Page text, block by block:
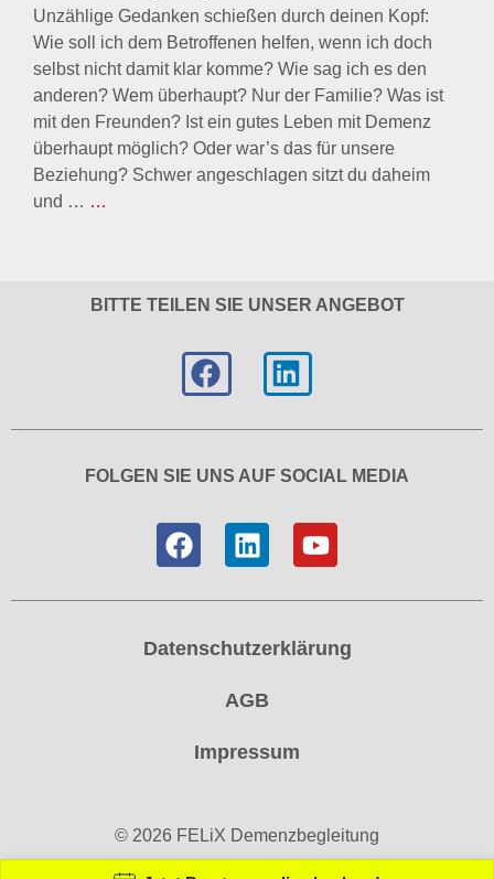
Unzählige Gedanken schießen durch deinen Kopf:
Wie soll ich dem Betroffenen helfen, wenn ich doch
selbst nicht damit klar komme? Wie sag ich es den
anderen? Wem überhaupt? Nur der Familie? Was ist
mit den Freunden? Ist ein gutes Leben mit Demenz
überhaupt möglich? Oder war’s das für unsere
Beziehung? Schwer angeschlagen sitzt du daheim
und … …
BITTE TEILEN SIE UNSER ANGEBOT
FOLGEN SIE UNS AUF SOCIAL MEDIA
Datenschutzerklärung
AGB
Impressum
© 2026 FELiX Demenzbegleitung